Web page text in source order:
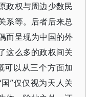
政权与周边少数民
系等。后者后来总
而呈现为中国的外
这么多的政权间关
可以从三个方面加
”仅仅视为天人关